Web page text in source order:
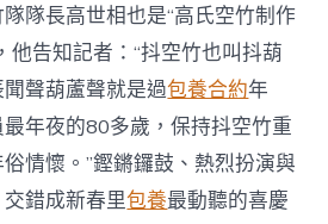
隊長高世相也是“高氏空竹制作
他告知記者：“抖空竹也叫抖葫
聲葫蘆聲就是過包養合約年
年夜的80多歲，保持抖空竹重
情懷。”鏗鏘鑼鼓、熱烈扮演與
錯成新春里包養最動聽的喜慶